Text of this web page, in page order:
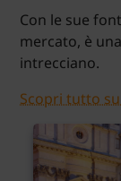
Con le sue
mercato, è
intrecciano.
Scopri tutto